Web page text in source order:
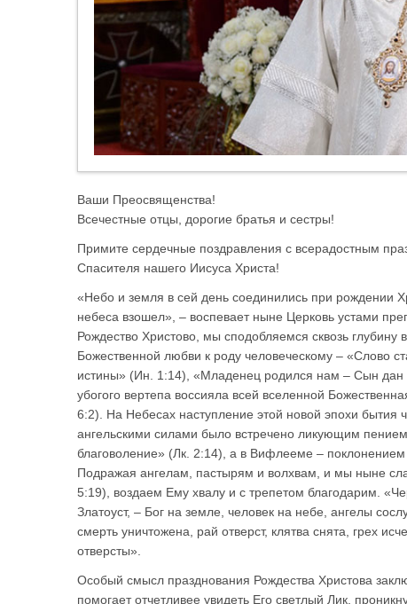
Ваши Преосвященства!
Всечестные отцы, дорогие братья и сестры!
Примите сердечные поздравления с всерадостным
Спасителя нашего Иисуса Христа!
«Небо и земля в сей день соединились при рождении
небеса взошел», – воспевает ныне Церковь устами
Рождество Христово, мы сподобляемся сквозь глубину
Божественной любви к роду человеческому – «Слово
истины» (Ин. 1:14), «Младенец родился нам – Сын дан
убогого вертепа воссияла всей вселенной
6:2). На Небесах наступление этой новой эпохи бытия
ангельскими силами было встречено ликующим
благоволение» (Лк. 2:14), а в Вифлееме –
Подражая ангелам, пастырям и волхвам, и мы ныне
5:19), воздаем Ему хвалу и с трепетом благодарим.
Златоуст, – Бог на земле, человек на небе, ангелы
смерть уничтожена, рай отверст, клятва снята, грех
отверсты».
Особый смысл празднования Рождества Христова
помогает отчетливее увидеть Его светлый Лик,